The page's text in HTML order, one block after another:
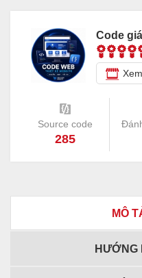
Code
Source code
285
MÔ
HƯỚNG